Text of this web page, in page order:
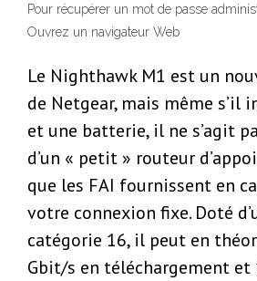
Pour récupérer un mot de passe
Ouvrez un navigateur Web
Le Nighthawk M1 est un
de Netgear, mais même s’il
et une batterie, il ne s’agit
d’un « petit » routeur
que les FAI fournissent en
votre connexion fixe. Doté
catégorie 16, il peut en
Gbit/s en téléchargement